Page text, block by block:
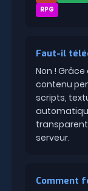
RPG
Faut-il
Non !
contenu
scripts,
serveur.
Comment